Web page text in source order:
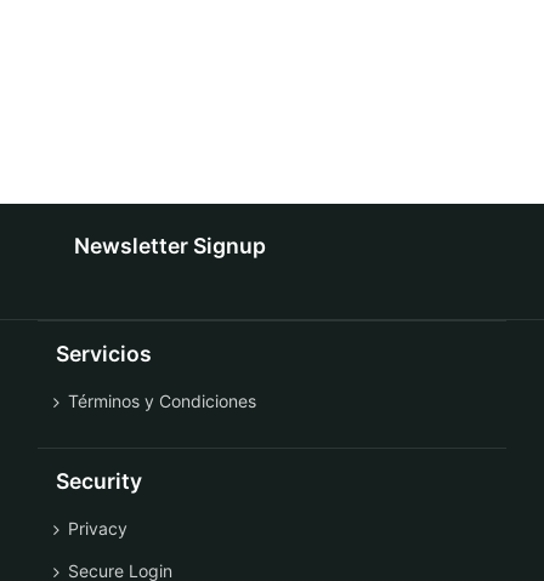
Newsletter Signup
Servicios
Términos y Condiciones
Security
Privacy
Secure Login